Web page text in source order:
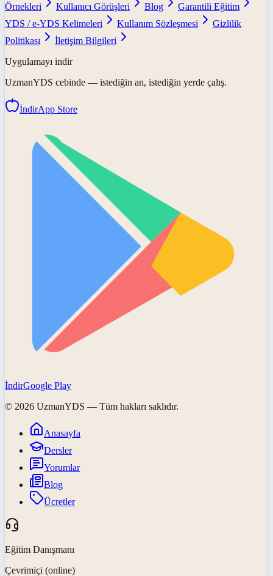
Örnekleri
Kullanıcı Görüşleri Blog
Garantili Eğitim
YDS / e-YDS Kelimeleri
Kullanım Sözleşmesi
Gizlilik
Politikası
İletişim Bilgileri
Uygulamayı indir
UzmanYDS cebinde — istediğin an, istediğin yerde çalış.
İndirApp Store
İndirGoogle Play
© 2026 UzmanYDS — Tüm hakları saklıdır.
Anasayfa
Dersler
Yorumlar
Blog
Ücretler
Eğitim Danışmanı
Çevrimiçi (online)